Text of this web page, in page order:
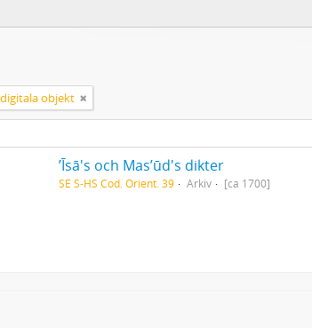
objekt
ʼĪsā's och Masʼūd's dikter
SE S-HS Cod. Orient. 39 Arkiv [ca 1700]